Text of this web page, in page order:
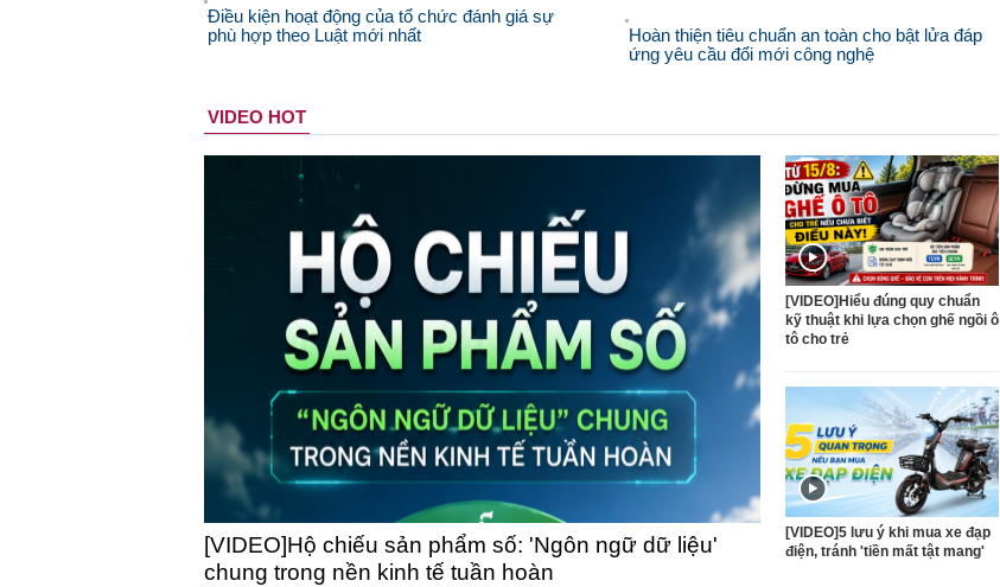
Điều kiện hoạt động của tổ chức đánh giá sự
phù hợp theo Luật mới nhất
Hoàn thiện tiêu chuẩn an toàn cho bật lửa đáp
ứng yêu cầu đổi mới công nghệ
VIDEO HOT
[VIDEO]Hộ chiếu sản phẩm số: 'Ngôn ngữ dữ liệu'
chung trong nền kinh tế tuần hoàn
[VIDEO]Hiểu đúng quy chuẩn
kỹ thuật khi lựa chọn ghế ngồi ô
tô cho trẻ
[VIDEO]5 lưu ý khi mua xe đạp
điện, tránh 'tiền mất tật mang'